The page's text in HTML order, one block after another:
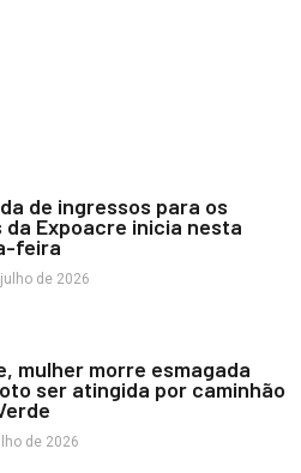
de ingressos para os
da Expoacre inicia nesta
feira
de 2026
mulher morre esmagada
ser atingida por caminhão
de 2026